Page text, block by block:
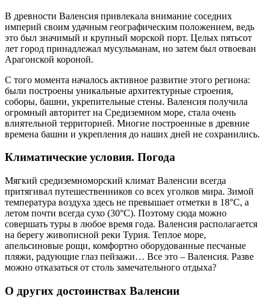
В древности Валенсия привлекала внимание соседних
империй своим удачным географическим положением, ведь
это был значимый и крупный морской порт. Целых пятьсот
лет город принадлежал мусульманам, но затем был отвоеван
Арагонской короной.
С того момента началось активное развитие этого региона:
были построены уникальные архитектурные строения,
соборы, башни, укрепительные стены. Валенсия получила
огромный авторитет на Средиземном море, стала очень
влиятельной территорией. Многие построенные в древние
времена башни и укрепления до наших дней не сохранились.
Климатические условия. Погода
Мягкий средиземноморский климат Валенсии всегда
притягивал путешественников со всех уголков мира. Зимой
температура воздуха здесь не превышает отметки в 18°C, а
летом почти всегда сухо (30°C). Поэтому сюда можно
совершать туры в любое время года. Валенсия располагается
на берегу живописной реки Турия. Теплое море,
апельсиновые рощи, комфортно оборудованные песчаные
пляжи, радующие глаз пейзажи… Все это – Валенсия. Разве
можно отказаться от столь замечательного отдыха?
О других достоинствах Валенсии